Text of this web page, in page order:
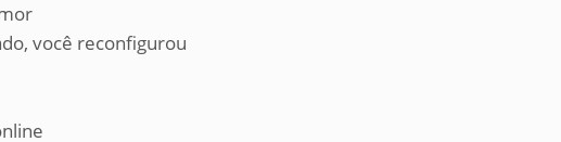
você reconfigurou